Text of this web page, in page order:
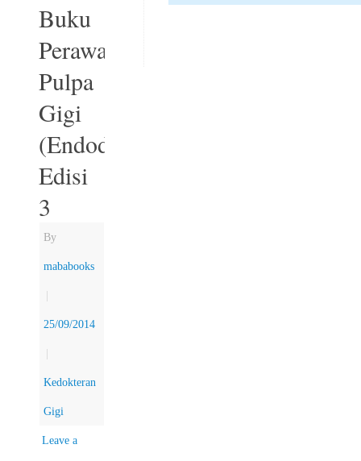
Buku
Perawatan
Pulpa
Gigi
(Endodonti)
Edisi
3
By
mababooks
|
25/09/2014
|
Kedokteran
Gigi
Leave a